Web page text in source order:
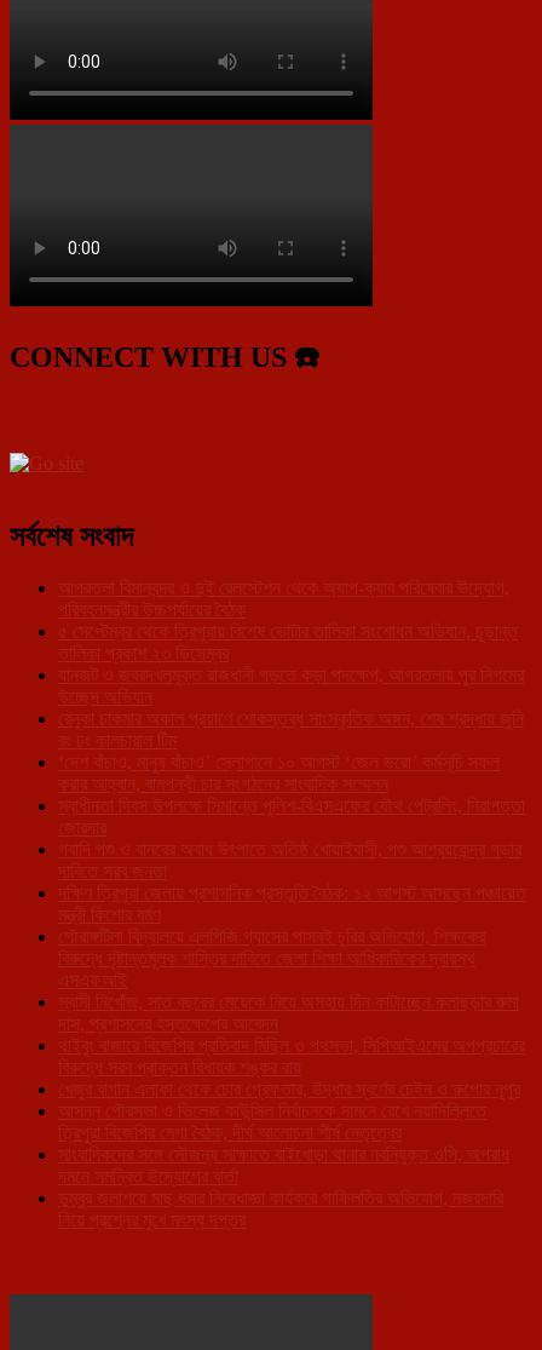
CONNECT WITH US ☎️
সর্বশেষ সংবাদ
আগরতলা বিমানবন্দর ও দুই রেলস্টেশন থেকে অ্যাপ-ক্যাব পরিষেবার উদ্যোগ,
পরিবহনমন্ত্রীর উচ্চপর্যায়ের বৈঠক
৫ সেপ্টেম্বর থেকে ত্রিপুরায় বিশেষ ভোটার তালিকা সংশোধন অভিযান, চূড়ান্ত
তালিকা প্রকাশ ২৩ ডিসেম্বর
যানজট ও জবরদখলমুক্ত রাজধানী গড়তে কড়া পদক্ষেপ, আগরতলায় পুর নিগমের
উচ্ছেদ অভিযান
রেনুকা চাকমার অকাল প্রয়াণে শোকস্তব্ধ সাংস্কৃতিক অঙ্গন, শেষ শ্রদ্ধায় জুনি
রং ঢং কালচারাল টিম
‘দেশ বাঁচাও, মানুষ বাঁচাও’ স্লোগানে ১০ আগস্ট ‘জেল ভরো’ কর্মসূচি সফল
করার আহ্বান, বামপন্থী চার সংগঠনের সাংবাদিক সম্মেলন
স্বাধীনতা দিবস উপলক্ষে সিমান্তে পুলিশ-বিএসএফের যৌথ পেট্রলিং, নিরাপত্তা
জোরদার
গবাদি পশু ও বানরের অবাধ উৎপাতে অতিষ্ঠ খোয়াইবাসী, পশু আশ্রয়কেন্দ্র গড়ার
দাবিতে সরব জনতা
দক্ষিণ ত্রিপুরা জেলায় প্রশাসনিক প্রস্তুতি বৈঠক: ১২ আগস্ট আসছেন পঞ্চায়েত
মন্ত্রী কিশোর বর্মণ
গৌরাঙ্গটিলা বিদ্যালয়ে এলপিজি গ্যাসের পাসবই চুরির অভিযোগ, শিক্ষকের
বিরুদ্ধে দৃষ্টান্তমূলক শাস্তির দাবিতে জেলা শিক্ষা আধিকারিকের দ্বারস্থ
এসএফআই
স্বামী নিখোঁজ, সাত বছরের মেয়েকে নিয়ে অসহায় দিন কাটাচ্ছেন কলাছড়ার রুমা
দাস, প্রশাসনের হস্তক্ষেপের আবেদন
থাইবুং বাজারে বিজেপির প্রতিবাদ মিছিল ও পথসভা, সিপিআইএমের অপপ্রচারের
বিরুদ্ধে সরব প্রাক্তন বিধায়ক শঙ্কর রায়
খেজুর বাগান এলাকা থেকে চোর গ্রেফতার, উদ্ধার স্বর্ণের চেইন ও রুপোর নূপুর
আসন্ন পৌরসভা ও ভিলেজ কাউন্সিল নির্বাচনকে সামনে রেখে নয়াদিল্লিতে
ত্রিপুরা বিজেপির মেগা বৈঠক, দীর্ঘ আলোচনা শীর্ষ নেতৃত্বের
সাংবাদিকদের সঙ্গে সৌজন্য সাক্ষাতে বাইখোড়া থানার নবনিযুক্ত ওসি, অপরাধ
দমনে সমন্বিত উদ্যোগের বার্তা
ডুম্বুর জলাশয়ে মাছ ধরার নিষেধাজ্ঞা কার্যকরে গাফিলতির অভিযোগ, নজরদারি
নিয়ে প্রশ্নের মুখে মৎস্য দপ্তর